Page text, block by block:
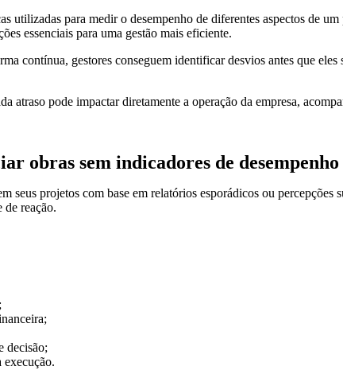
utilizadas para medir o desempenho de diferentes aspectos de
essenciais para uma gestão mais eficiente.
contínua, gestores conseguem identificar desvios antes que
atraso pode impactar diretamente a operação da empresa,
obras sem indicadores de desempenho
seus projetos com base em relatórios esporádicos ou
de reação.
decisão;
execução.